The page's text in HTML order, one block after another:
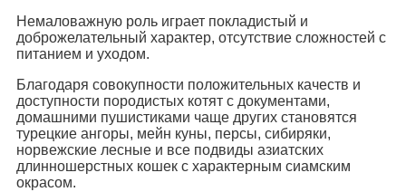
Немаловажную роль играет покладистый и
доброжелательный характер, отсутствие сложностей с
питанием и уходом.
Благодаря совокупности положительных качеств и
доступности породистых котят с документами,
домашними пушистиками чаще других становятся
турецкие ангоры, мейн куны, персы, сибиряки,
норвежские лесные и все подвиды азиатских
длинношерстных кошек с характерным сиамским
окрасом.